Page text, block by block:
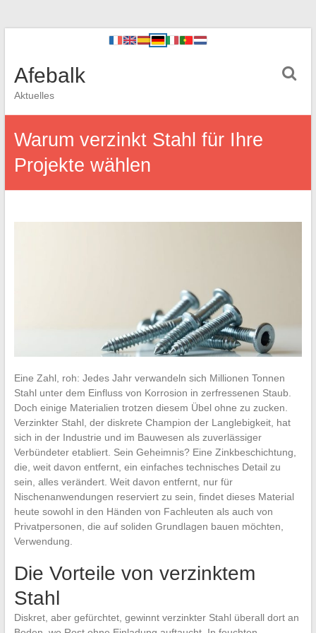
Afebalk
Aktuelles
Warum verzinkt Stahl für Ihre
Projekte wählen
Eine Zahl, roh: Jedes Jahr verwandeln sich Millionen Tonnen
Stahl unter dem Einfluss von Korrosion in zerfressenen Staub.
Doch einige Materialien trotzen diesem Übel ohne zu zucken.
Verzinkter Stahl, der diskrete Champion der Langlebigkeit, hat
sich in der Industrie und im Bauwesen als zuverlässiger
Verbündeter etabliert. Sein Geheimnis? Eine Zinkbeschichtung,
die, weit davon entfernt, ein einfaches technisches Detail zu
sein, alles verändert. Weit davon entfernt, nur für
Nischenanwendungen reserviert zu sein, findet dieses Material
heute sowohl in den Händen von Fachleuten als auch von
Privatpersonen, die auf soliden Grundlagen bauen möchten,
Verwendung.
Die Vorteile von verzinktem
Stahl
Diskret, aber gefürchtet, gewinnt verzinkter Stahl überall dort an